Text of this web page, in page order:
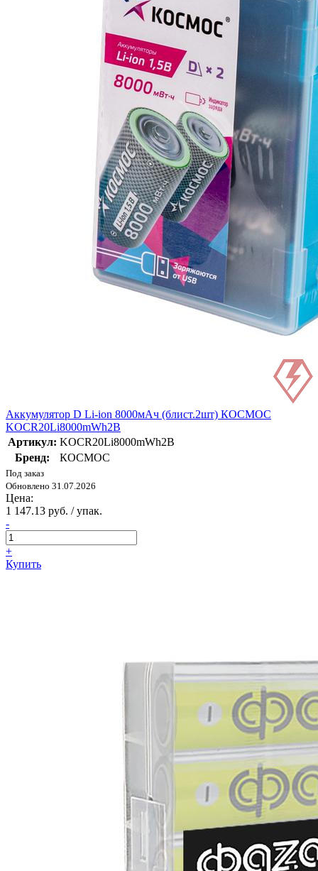
Аккумулятор D Li-ion 8000мАч (блист.2шт) КОСМОС
KOCR20Li8000mWh2B
Артикул: KOCR20Li8000mWh2B
Бренд:
КОСМОС
Под заказ
Обновлено 31.07.2026
Цена:
1 147.13 руб. / упак.
-
+
Купить